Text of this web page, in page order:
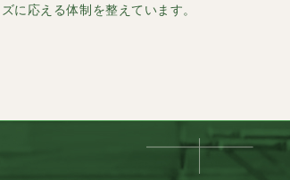
に応える体制を整えています。